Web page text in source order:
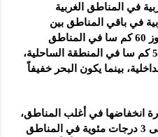
في المناطق الغربية
في باقي المناطق بين
الخفيفة والمعتدلة، مع هبات تتجاوز 60 كم سا في المناطق
الشرقية والجنوبية والوسطى، و55 كم سا في المنطقة الساحلية،
بينما يكون البحر خفيفاً
انخفاضها في أغلب المناطق،
مع بقائها أعلى من معدلاتها بـ 1 إلى 3 درجات مئوية في المناطق